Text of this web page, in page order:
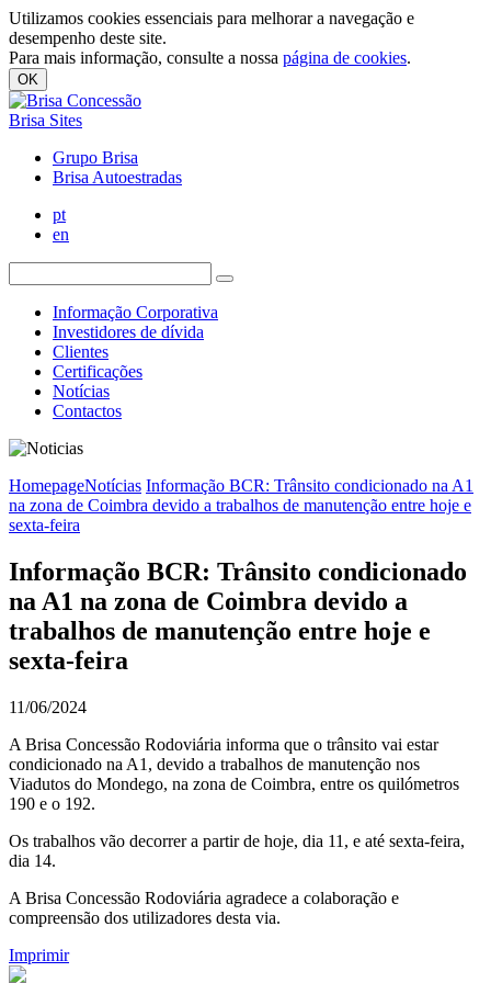
Utilizamos cookies essenciais para melhorar a navegação e
desempenho deste site.
Para mais informação, consulte a nossa página de cookies.
OK
Brisa Sites
Grupo Brisa
Brisa Autoestradas
pt
en
Informação Corporativa
Investidores de dívida
Clientes
Certificações
Notícias
Contactos
HomepageNotícias Informação BCR: Trânsito condicionado na A1
na zona de Coimbra devido a trabalhos de manutenção entre hoje e
sexta-feira
Informação BCR: Trânsito condicionado
na A1 na zona de Coimbra devido a
trabalhos de manutenção entre hoje e
sexta-feira
11/06/2024
A Brisa Concessão Rodoviária informa que o trânsito vai estar
condicionado na A1, devido a trabalhos de manutenção nos
Viadutos do Mondego, na zona de Coimbra, entre os quilómetros
190 e o 192.
Os trabalhos vão decorrer a partir de hoje, dia 11, e até sexta-feira,
dia 14.
A Brisa Concessão Rodoviária agradece a colaboração e
compreensão dos utilizadores desta via.
Imprimir